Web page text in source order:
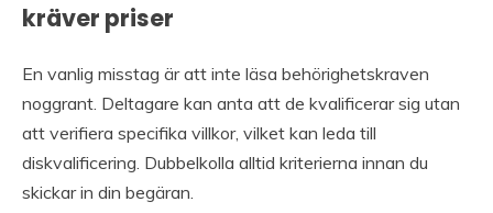
kräver priser
En vanlig misstag är att inte läsa behörighetskraven
noggrant. Deltagare kan anta att de kvalificerar sig utan
att verifiera specifika villkor, vilket kan leda till
diskvalificering. Dubbelkolla alltid kriterierna innan du
skickar in din begäran.